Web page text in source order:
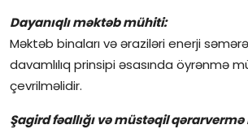
Dayanıqlı məktəb mühiti:
Məktəb binaları və əraziləri enerji
davamlılıq prinsipi əsasında öyrənmə
çevrilməlidir.
Şagird fəallığı və müstəqil